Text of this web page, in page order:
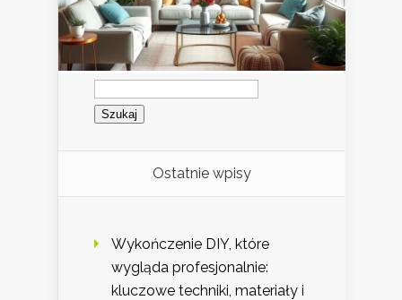
Szukaj:
Ostatnie wpisy
Wykończenie DIY, które
wygląda profesjonalnie:
kluczowe techniki, materiały i